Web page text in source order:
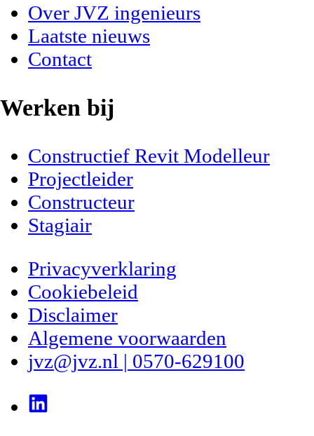
Over JVZ ingenieurs
Laatste nieuws
Contact
Werken bij
Constructief Revit Modelleur
Projectleider
Constructeur
Stagiair
Privacyverklaring
Cookiebeleid
Disclaimer
Algemene voorwaarden
jvz@jvz.nl | 0570-629100